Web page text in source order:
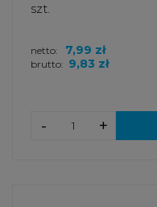
szt.
brutto: 9,83 zł
netto: 7,99 zł
+
-